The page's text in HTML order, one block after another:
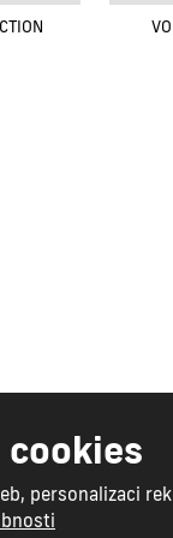
s.r.o. - všechna
|Bezpečnost a
cookies
personalizaci